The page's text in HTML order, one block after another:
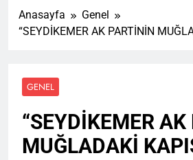
Anasayfa
Genel
“SEYDİKEMER AK PARTİNİN
GENEL
“SEYDİKEMER
MUĞLADAKİ